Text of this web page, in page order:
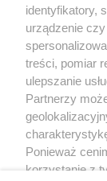
identyfikatory,
urządzenie
treści, pomiar
ulepszanie
Partnerzy
Ponieważ
korzystanie z